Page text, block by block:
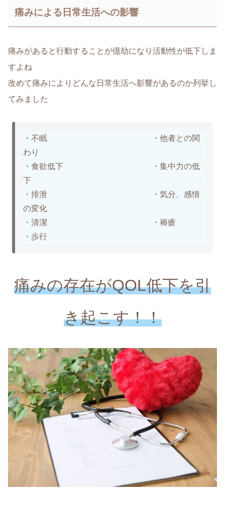
痛みによる日常生活への影響
痛みがあると行動することが億劫になり活動性が低下しま
すよね
改めて痛みによりどんな日常生活へ影響があるのか列挙し
てみました
・不眠 ・他者との関
わり
・食欲低下 ・集中力の低
下
・排泄 ・気分、感情
の変化
・清潔 ・褥瘡
・歩行
痛みの存在がQOL低下を引
き起こす！！